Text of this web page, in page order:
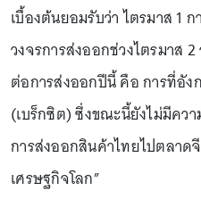
เบื้องต้นยอมรับว่า ไตรมาส 1
วงจรการส่งออกช่วงไตรมาส
ต่อการส่งออกปีนี้ คือ การที่อั
(เบร็กซิต) ซึ่งขณะนี้ยังไม่มีคว
การส่งออกสินค้าไทยไปตลา
เศรษฐกิจโลก”